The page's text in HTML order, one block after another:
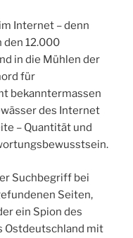
Internet – denn
den 12.000
in die Mühlen der
für
bekanntermassen
des Internet
– Quantität und
Suchbegriff bei
Seiten,
ein Spion des
Ostdeutschland mit